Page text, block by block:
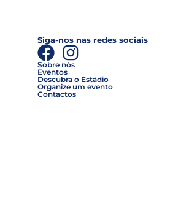
Siga-nos nas redes sociais
Sobre nós
Eventos
Descubra o Estádio
Organize um evento
Contactos